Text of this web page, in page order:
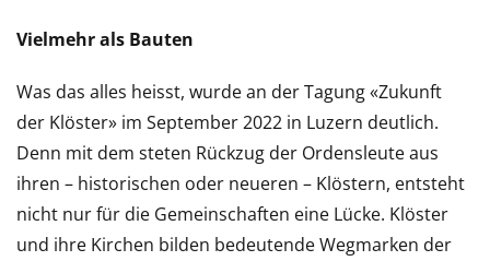
Vielmehr als Bauten
Was das alles heisst, wurde an der Tagung «Zukunft
der Klöster» im September 2022 in Luzern deutlich.
Denn mit dem steten Rückzug der Ordensleute aus
ihren – historischen oder neueren – Klöstern, entsteht
nicht nur für die Gemeinschaften eine Lücke. Klöster
und ihre Kirchen bilden bedeutende Wegmarken der